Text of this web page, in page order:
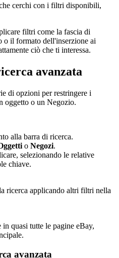
cerchi con i filtri disponibili,
filtri come la fascia di
o il formato dell'inserzione ai
ciò che ti interessa.
avanzata
di opzioni per restringere i
oggetto o un Negozio.
alla barra di ricerca.
o Negozi.
selezionando le relative
chiave.
ricerca applicando altri filtri nella
quasi tutte le pagine eBay,
avanzata